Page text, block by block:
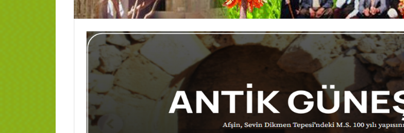
Haber
Portalı